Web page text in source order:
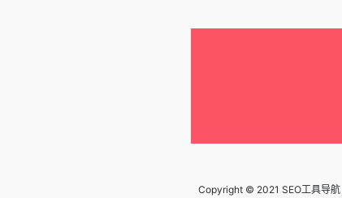
Copyright © 2021 SEO工具导航